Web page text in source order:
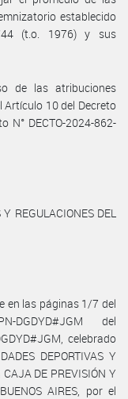
establecido
(t.o. 1976) y sus
de las atribuciones
Artículo 10 del Decreto
N° DECTO-2024-862-
REGULACIONES DEL
en las páginas 1/7 del
DGDYD#JGM del
celebrado
DEPORTIVAS Y
DE PREVISIÓN Y
AIRES, por el